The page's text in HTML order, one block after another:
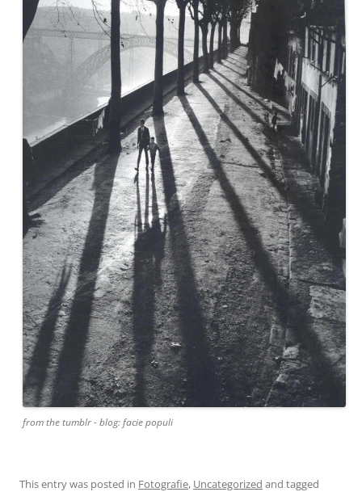
from the tumblr - blog: facie populi
This entry was posted in Fotografie, Uncategorized and tagged